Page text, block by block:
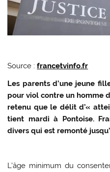
Source :francetvinfo.fr
Les parents d’une jeune
pour viol contre un homme
retenu que le délit d’«
tient mardi à Pontoise.
divers qui est remonté
L’âge minimum du